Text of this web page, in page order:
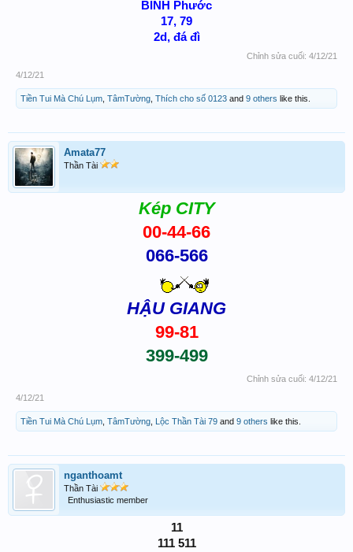
BÌNH Phước
17, 79
2d, đá đì
Chỉnh sửa cuối: 4/12/21
4/12/21
Tiền Tui Mà Chú Lụm TâmTường Thích cho số 0123 and 9 others like this.
Amata77
Thần Tài
Kép CITY
00-44-66
066-566
HẬU GIANG
99-81
399-499
Chỉnh sửa cuối: 4/12/21
4/12/21
Tiền Tui Mà Chú Lụm TâmTường Lộc Thần Tài 79 and 9 others like this.
nganthoamt
Thần Tài
Enthusiastic member
11
111 511